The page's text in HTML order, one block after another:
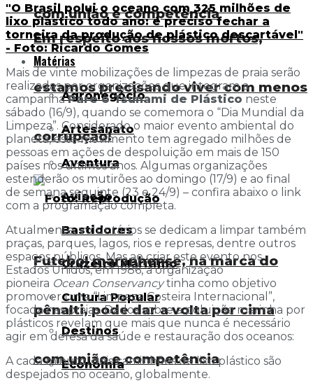
com união e competência
Matérias
Agronegócio
Artesanato
Aventura
Aviação
Bastidores
Cruzeiro Marítimo
Cultura Popular
Destinos
Economia
Em respeito aos nossos mortos,
estamos precisando viver com menos
corrupção!
Futebol maranhense, na marca do
pênalti, pode dar a volta por cima
com união e competência
"O Brasil polui o oceano com 325 milhões de
lixo plástico todo ano: é preciso fechar a
torneira da produção de plástico descartável"
- Foto: Ricardo Gomes
Mais de vinte mobilizações de limpezas de praia serão
realizadas por organizações que integram a
campanhaPare o Tsunami de Plástico neste
sábado (16/9), quando se comemora o “Dia Mundial da
Limpeza”. Considerado o maior evento ambiental do
planeta, este movimento tem agregado milhões de
pessoas em ações de despoluição em mais de 150
países nos últimos anos. Algumas organizações
estenderão os mutirões ao domingo (17/9) e ao final
de semana seguinte (23 e 24/9) – confira abaixo o link
com a programação completa.
Atualmente, voluntários se dedicam a limpar também
praças, parques, lagos, rios e represas, dentre outros
espaços públicos. Mas ao criar este evento nos
Estados Unidos, em 1986, a organização
pioneira Ocean Conservancytinha como objetivo
promover uma “Limpeza Costeira Internacional”,
focada nas praias. Dados sobre a poluição marinha por
plásticos revelam que mais que nunca é necessário
agir em defesa da saúde e restauração dos oceanos:
A cada minuto, dois caminhões de lixo plástico são
despejados no oceano, globalmente.